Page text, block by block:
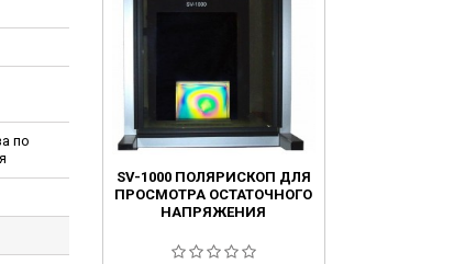
Инкубаторы для новорожденных
ИФА-анализаторы и вошеры
Мониторы пациента
Насосы шприцевые и инфузионные
ПЦР анализаторы
Рентгеновские аппараты
по
SV-1000 ПОЛЯРИСКОП ДЛЯ
ПРОСМОТРА ОСТАТОЧНОГО
НАПРЯЖЕНИЯ